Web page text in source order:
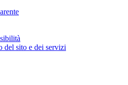
del sito e dei servizi